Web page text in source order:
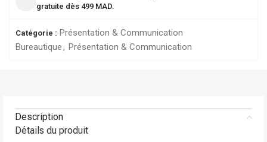
gratuite dès 499 MAD.
Catégorie : Présentation & Communication
Bureautique, Présentation & Communication
Description
Détails du produit